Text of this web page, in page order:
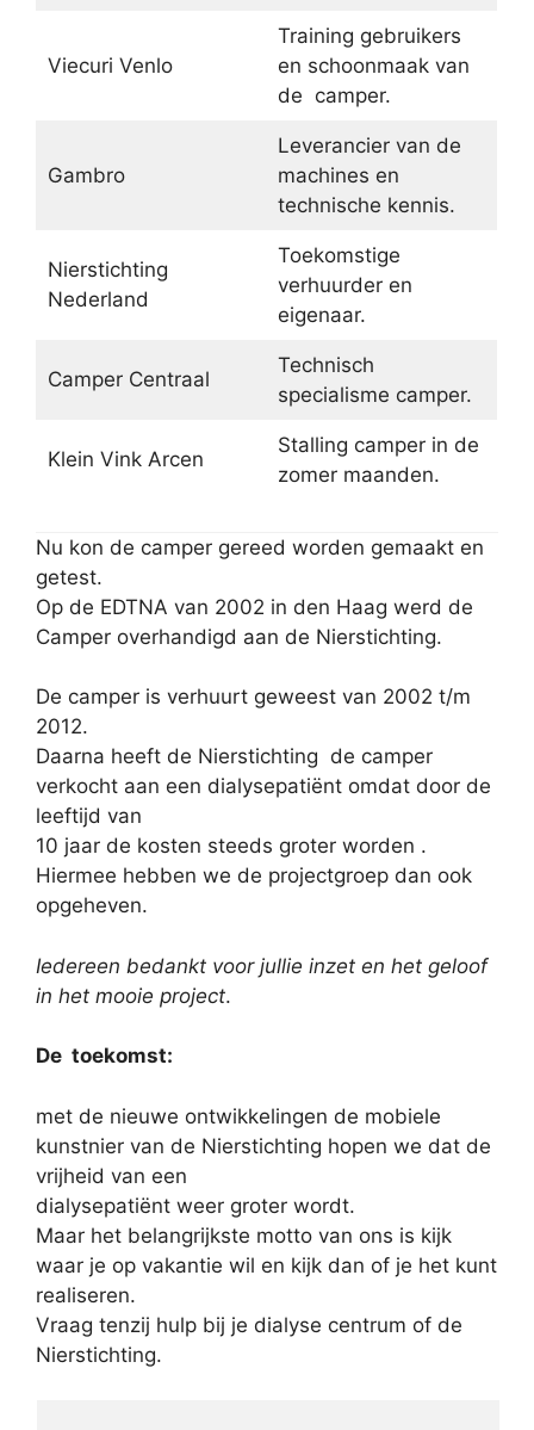
Viecuri Venlo
Training gebruikers
en schoonmaak van
de camper.
Gambro
Leverancier van de
machines en
technische kennis.
Nierstichting
Nederland
Toekomstige
verhuurder en
eigenaar.
Camper Centraal
Technisch
specialisme camper.
Klein Vink Arcen
Stalling camper in de
zomer maanden.
Nu kon de camper gereed worden gemaakt en
getest.
Op de EDTNA van 2002 in den Haag werd de
Camper overhandigd aan de Nierstichting.
De camper is verhuurt geweest van 2002 t/m
2012.
Daarna heeft de Nierstichting de camper
verkocht aan een dialysepatiënt omdat door de
leeftijd van
10 jaar de kosten steeds groter worden .
Hiermee hebben we de projectgroep dan ook
opgeheven.
Iedereen bedankt voor jullie inzet en het geloof
in het mooie project.
De toekomst:
met de nieuwe ontwikkelingen de mobiele
kunstnier van de Nierstichting hopen we dat de
vrijheid van een
dialysepatiënt weer groter wordt.
Maar het belangrijkste motto van ons is kijk
waar je op vakantie wil en kijk dan of je het kunt
realiseren.
Vraag tenzij hulp bij je dialyse centrum of de
Nierstichting.